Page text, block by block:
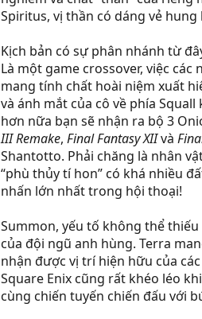
Spiritus, vị thần có dáng vẻ
Kịch bản có sự phân nhánh từ
Là một game crossover, việc
mang tính chất hoài niệm xuất
và ánh mắt của cô về phía
hơn nữa bạn sẽ nhận ra bộ 3
III Remake, Final Fantasy XIIvà
Shantotto. Phải chăng là nhân
“phù thủy tí hon” có khá nhiều
nhấn lớn nhất trong hội thoại!
Summon, yếu tố không thể
của đội ngũ anh hùng. Terra
nhận được vị trí hiện hữu của
Square Enix cũng rất khéo léo
cùng chiến tuyến chiến đấu với